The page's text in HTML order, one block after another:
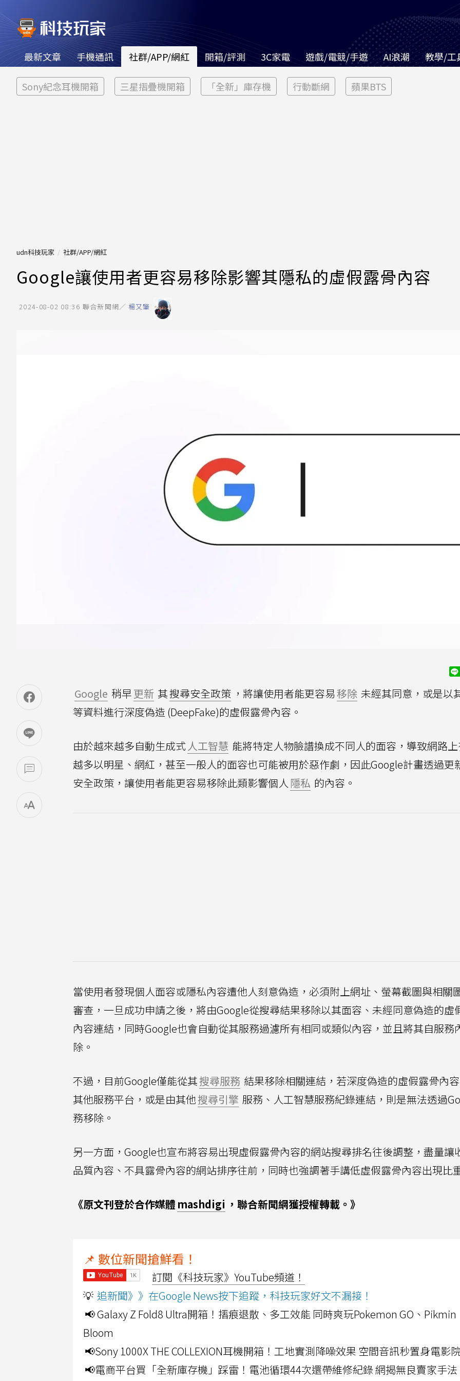
最新文章 手機通訊 社群/APP/網紅 開箱/評測 3C家電 遊戲/電競/手遊 AI浪潮 教學/工
Sony紀念耳機開箱 三星摺疊機開箱 「全新」庫存機 行動斷網 蘋果BTS
udn科技玩家 社群/APP/網紅
Google讓使用者更容易移除影響其隱私的虛假露骨內容
2024-08-02 08:36 聯合新聞網／ 楊又肇
Google 稍早更新 其搜尋安全政策 ，將讓使用者能更容易移除 未經其同意，或是以
等資料進行深度偽造 (DeepFake)的虛假露骨內容。
由於越來越多自動生成式人工智慧 能將特定人物臉譜換成不同人的面容，導致網路
越多以明星、網紅，甚至一般人的面容也可能被用於惡作劇，因此Google計畫透過更
安全政策，讓使用者能更容易移除此類影響個人 隱私 的內容。
當使用者發現個人面容或隱私內容遭他人刻意偽造，必須附上網址、螢幕截圖與相關
審查，一旦成功申請之後，將由Google從搜尋結果移除以其面容、未經同意偽造的虛
內容連結，同時Google也會自動從其服務過濾所有相同或類似內容，並且將其自服務
除。
不過，目前Google僅能從其搜尋服務 結果移除相關連結，若深度偽造的虛假露骨內
其他服務平台，或是由其他搜尋引擎 服務、人工智慧服務紀錄連結，則是無法透過
務移除。
另一方面，Google也宣布將容易出現虛假露骨內容的網站搜尋排名往後調整，盡量讓
品質內容、不具露骨內容的網站排序往前，同時也強調著手講低虛假露骨內容出現比
《原文刊登於合作媒體 mashdigi ，聯合新聞網獲授權轉載。》
📌 數位新聞搶鮮看！
訂閱《科技玩家》YouTube頻道！
💡 追新聞》》在Google News按下追蹤，科技玩家好文不漏接！
📢 Galaxy Z Fold8 Ultra開箱！摺痕退散、多工效能 同時爽玩Pokemon GO、Pikmin
Bloom
📢Sony 1000X THE COLLEXION耳機開箱！工地實測降噪效果 空間音訊秒置身電影
📢電商平台買「全新庫存機」踩雷！電池循環44次還帶維修紀錄 網揭無良賣家手法